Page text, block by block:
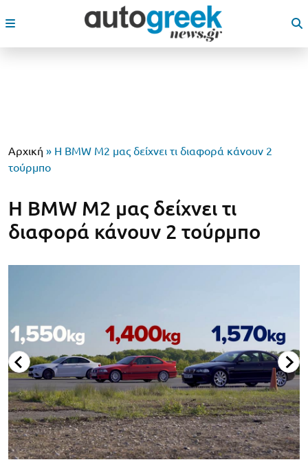
Αρχική » Η BMW M2 μας δείχνει τι διαφορά κάνουν 2
τούρμπο
Η BMW M2 μας δείχνει τι
διαφορά κάνουν 2 τούρμπο